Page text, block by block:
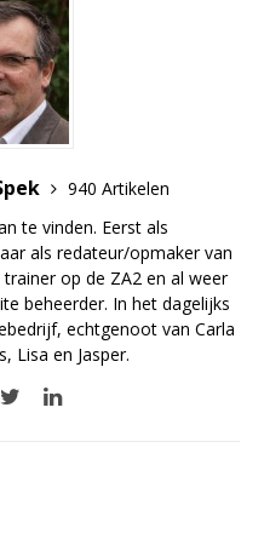
940 Artikelen
te vinden. Eerst als
als redateur/opmaker van
op de ZA2 en al weer
beheerder. In het dagelijks
echtgenoot van Carla
Lisa en Jasper.